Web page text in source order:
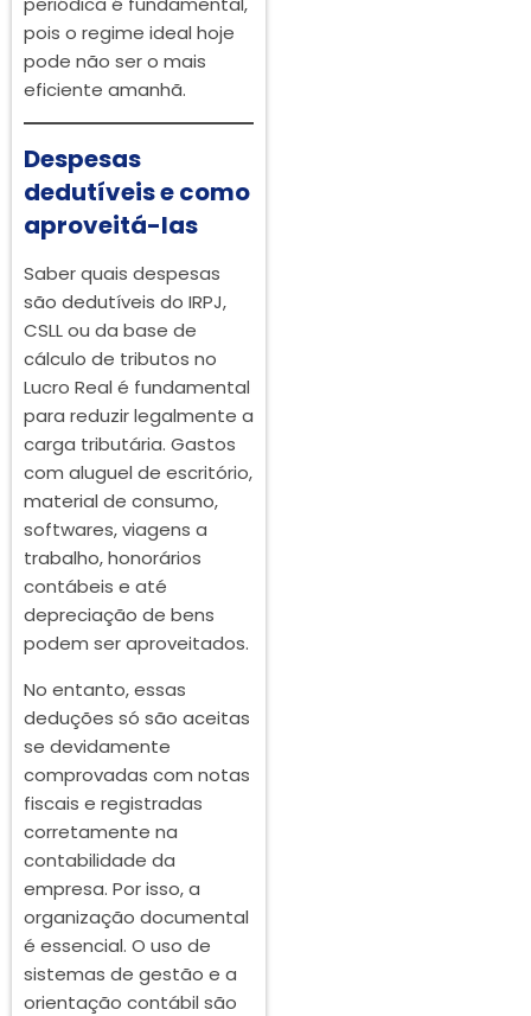
pois o regime ideal hoje
pode não ser o mais
eficiente amanhã.
Despesas
dedutíveis e como
aproveitá-las
Saber quais despesas
são dedutíveis do IRPJ,
CSLL ou da base de
cálculo de tributos no
Lucro Real é fundamental
para reduzir legalmente a
carga tributária. Gastos
com aluguel de escritório,
material de consumo,
softwares, viagens a
trabalho, honorários
contábeis e até
depreciação de bens
podem ser aproveitados.
No entanto, essas
deduções só são aceitas
se devidamente
comprovadas com notas
fiscais e registradas
corretamente na
contabilidade da
empresa. Por isso, a
organização documental
é essencial. O uso de
sistemas de gestão e a
orientação contábil são